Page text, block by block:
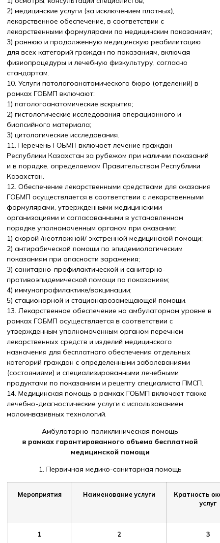
2) медицинские услуги (за исключением платных),
лекарственное обеспечение, в соответствии с
лекарственными формулярами по медицинским показаниям;
3) раннюю и продолженную медицинскую реабилитацию
для всех категорий граждан по показаниям, включая
физиопроцедуры и лечебную физкультуру, согласно
стандартам.
10. Услуги патологоанатомического бюро (отделений) в
рамках ГОБМП включают:
1) патологоанатомические вскрытия;
2) гистологические исследования операционного и
биопсийного материала;
3) цитологические исследования.
11. Перечень ГОБМП включает лечение граждан
Республики Казахстан за рубежом при наличии показаний
и в порядке, определяемом Правительством Республики
Казахстан.
12. Обеспечение лекарственными средствами для оказания
ГОБМП осуществляется в соответствии с лекарственными
формулярами, утвержденными медицинскими
организациями и согласованными в установленном
порядке уполномоченным органом при оказании:
1) скорой /неотложной/ экстренной медицинской помощи;
2) антирабической помощи по эпидемиологическим
показаниям при опасности заражения;
3) санитарно-профилактической и санитарно-
противоэпидемической помощи по показаниям;
4) иммунопрофилактике/вакцинации;
5) стационарной и стационарозамещающей помощи.
13. Лекарственное обеспечение на амбулаторном уровне в
рамках ГОБМП осуществляется в соответствии с
утвержденным уполномоченным органом перечнем
лекарственных средств и изделий медицинского
назначения для бесплатного обеспечения отдельных
категорий граждан с определенными заболеваниями
(состояниями) и специализированными лечебными
продуктами по показаниям и рецепту специалиста ПМСП.
14. Медицинская помощь в рамках ГОБМП включает также
лечебно-диагностические услуги с использованием
малоинвазивных технологий.
Амбулаторно-поликлиническая помощь
в рамках гарантированного объема бесплатной
медицинской помощи
1. Первичная медико-санитарная помощь
Мероприятия Наименование услуги
Кратность
услуг
1 2 3